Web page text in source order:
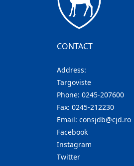
CONTACT
Address:
Targoviste
Phone: 0245-207600
Fax: 0245-212230
Email: consjdb@cjd.ro
Facebook
Instagram
Twitter